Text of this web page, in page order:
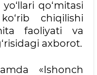
qo‘mitasi
chiqilishi
faoliyati va
axborot.
«Ishonch